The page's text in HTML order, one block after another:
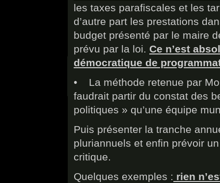
les taxes parafiscales et les
d’autre part les prestations
budget présenté par le maire
prévu par la loi. Ce n’est
démocratique de
• La méthode retenue par
faudrait partir du constat des
politiques » qu’une équipe
Puis présenter la tranche
pluriannuels et enfin prévoir
critique.
Quelques exemples : rien